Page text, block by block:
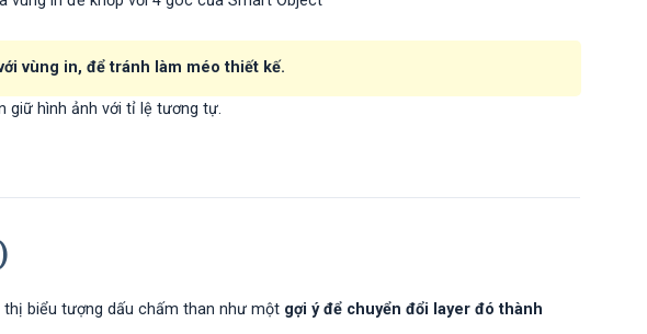
vùng in, để tránh làm méo thiết kế.
giữ hình ảnh với tỉ lệ tương tự.
thị biểu tượng dấu chấm than như một gợi ý để chuyển đổi layer đó thành